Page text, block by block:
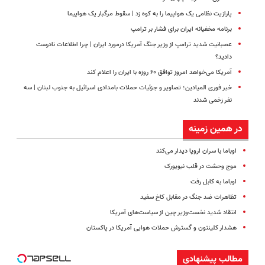
پارازیت نظامی یک هواپیما را به کوه زد | سقوط مرگبار یک هواپیما
برنامه مخفیانه ایران برای فشار بر ترامپ
عصبانیت شدید ترامپ از وزیر جنگ آمریکا درمورد ایران | چرا اطلاعات نادرست
دادید؟
آمریکا می‌خواهد امروز توافق ۶۰ روزه با ایران را اعلام کند
خبر فوری المیادین؛ تصاویر و جزئیات حملات بامدادی اسرائیل به جنوب لبنان | سه
نفر زخمی شدند
در همین زمینه
اوباما با سران اروپا دیدار می‌کند
موج وحشت در قلب نیویورک
اوباما به کابل رفت
تظاهرات ضد جنگ در مقابل کاخ سفید
انتقاد شدید نخست‌وزیر چین از سیاست‌های آمریکا
هشدار کلینتون و گسترش حملات هوایی آمریکا در پاکستان
مطالب پیشنهادی